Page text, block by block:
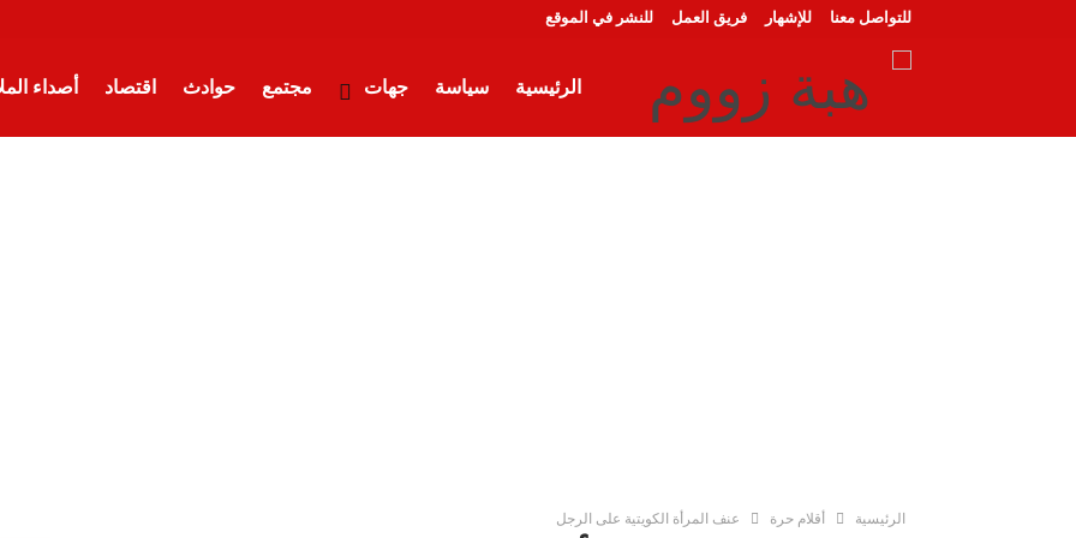
للتواصل معنا للإشهار فريق العمل للنشر في الموقع
الرئيسية سياسة جهات مجتمع حوادث اقتصاد أصداء
الرئيسية أقلام حرة عنف المرأة الكويتية على الرجل